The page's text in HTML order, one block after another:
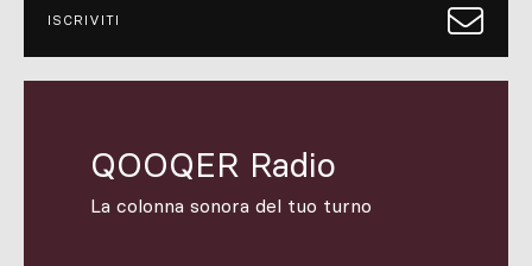
ISCRIVITI
QOOQER Radio
La colonna sonora del tuo turno